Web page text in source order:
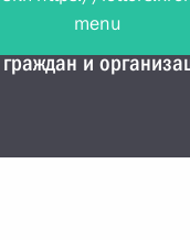
по работе с
и
menu